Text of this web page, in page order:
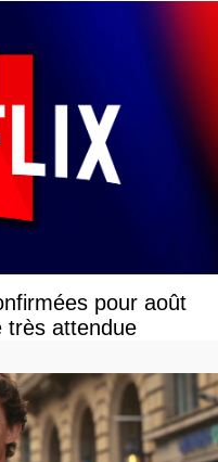
pour août
très attendue